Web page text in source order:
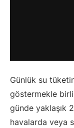
Günlük su
göstermekle
günde yaklaşık
havalarda veya